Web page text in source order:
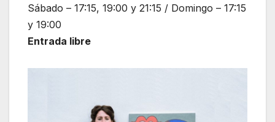
Sábado – 17:15, 19:00 y 21:15 / Domingo – 17:15
y 19:00
Entrada libre